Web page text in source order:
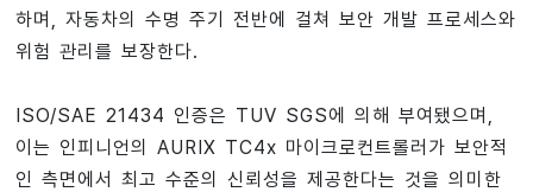
하며, 자동차의 수명 주기 전반에 걸쳐 보안 개발 프로세스와
위험 관리를 보장한다.
ISO/SAE 21434 인증은 TUV SGS에 의해 부여됐으며,
이는 인피니언의 AURIX TC4x 마이크로컨트롤러가 보안적
인 측면에서 최고 수준의 신뢰성을 제공한다는 것을 의미한